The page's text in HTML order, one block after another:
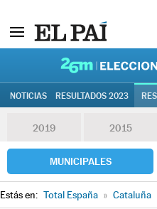
NOTICIAS RESULTADOS 2023
2019 2015
MUNICIPALES
Estás en: Total España » Cataluña